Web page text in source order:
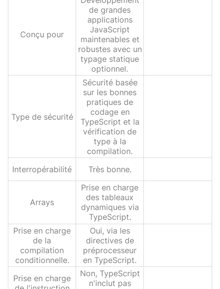
Conçu pour
de grandes
applications
JavaScript
maintenables et
robustes avec un
typage statique
optionnel.
Type de sécurité
Sécurité basée
sur les bonnes
pratiques de
codage en
TypeScript et la
vérification de
type à la
compilation.
Interropérabilité
Très bonne.
Arrays
Prise en charge
des tableaux
dynamiques via
TypeScript.
Prise en charge
de la
compilation
conditionnelle.
Oui, via les
directives de
préprocesseur
en TypeScript.
Prise en charge
Non, TypeScript
n'inclut pas